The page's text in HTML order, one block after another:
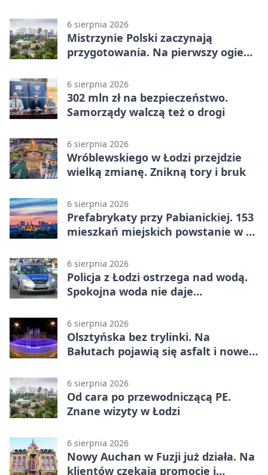
6 sierpnia 2026
Mistrzynie Polski zaczynają
przygotowania. Na pierwszy ogień
6 sierpnia 2026
302 mln zł na bezpieczeństwo.
Samorządy walczą też o drogi
6 sierpnia 2026
Wróblewskiego w Łodzi przejdzie
wielką zmianę. Znikną tory i bruk
6 sierpnia 2026
Prefabrykaty przy Pabianickiej. 153
mieszkań miejskich powstanie w 15
6 sierpnia 2026
Policja z Łodzi ostrzega nad wodą.
Spokojna woda nie daje
6 sierpnia 2026
Olsztyńska bez trylinki. Na
Bałutach pojawią się asfalt i nowe
6 sierpnia 2026
Od cara po przewodniczącą PE.
Znane wizyty w Łodzi
6 sierpnia 2026
Nowy Auchan w Fuzji już działa. Na
klientów czekają promocje i